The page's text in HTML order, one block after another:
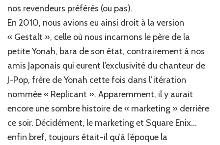
nos revendeurs préférés (ou pas).
En 2010, nous avions eu ainsi droit à la version
« Gestalt », celle où nous incarnons le père de la
petite Yonah, bara de son état, contrairement à nos
amis Japonais qui eurent l’exclusivité du chanteur de
J-Pop, frère de Yonah cette fois dans l’itération
nommée « Replicant ». Apparemment, il y aurait
encore une sombre histoire de « marketing » derrière
ce soir. Décidément, le marketing et Square Enix…
enfin bref, toujours était-il qu’à l’époque la